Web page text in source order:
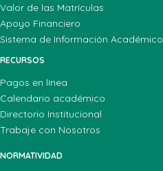
Valor de las Matrículas
Apoyo Financiero
Sistema de Información Académico
RECURSOS
Pagos en línea
Calendario académico
Directorio Institucional
Trabaje con Nosotros
NORMATIVIDAD